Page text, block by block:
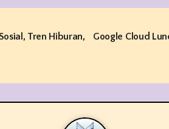
Tren Hiburan,
Google Cloud